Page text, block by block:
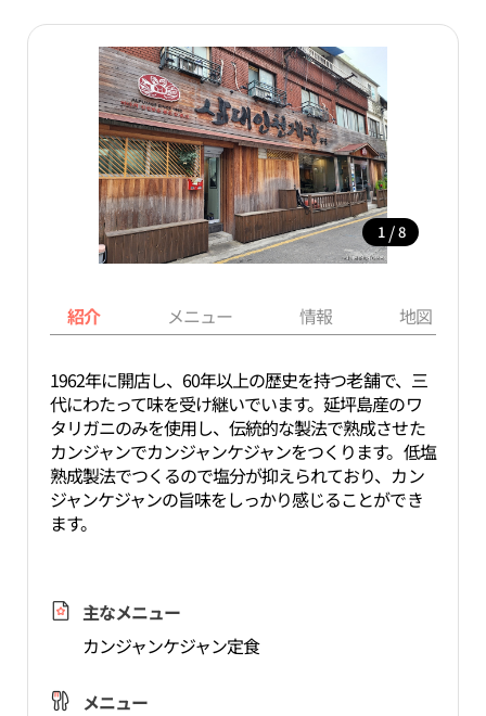
1 / 8
紹介 メニュー 情報 地図
1962年に開店し、60年以上の歴史を持つ老舗で、三
代にわたって味を受け継いでいます。延坪島産のワ
タリガニのみを使用し、伝統的な製法で熟成させた
カンジャンでカンジャンケジャンをつくります。低塩
熟成製法でつくるので塩分が抑えられており、カン
ジャンケジャンの旨味をしっかり感じることができ
ます。
主なメニュー
カンジャンケジャン定食
メニュー